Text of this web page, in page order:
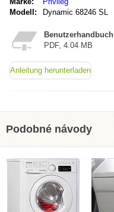
Modell:
Dynamic 68246 SL
Benutzerhandbuch
PDF, 4.04 MB
Anleitung herunterladen
Podobné návody